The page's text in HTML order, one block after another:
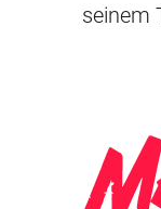
seinem